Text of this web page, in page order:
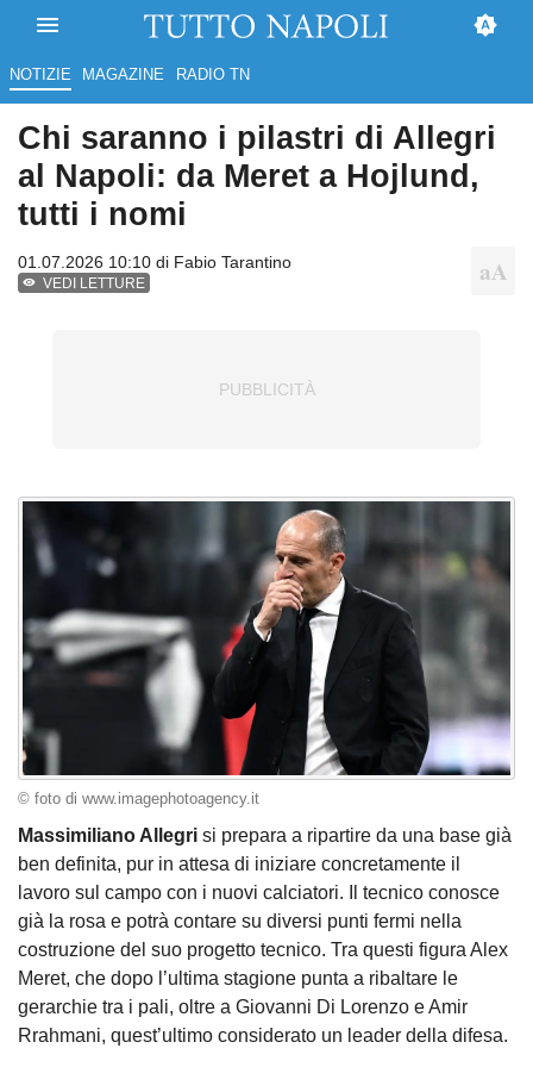
NOTIZIE MAGAZINE RADIO TN
Chi saranno i pilastri di Allegri
al Napoli: da Meret a Hojlund,
tutti i nomi
01.07.2026 10:10 di Fabio Tarantino
VEDI LETTURE
© foto di www.imagephotoagency.it
Massimiliano Allegri si prepara a ripartire da una base già
ben definita, pur in attesa di iniziare concretamente il
lavoro sul campo con i nuovi calciatori. Il tecnico conosce
già la rosa e potrà contare su diversi punti fermi nella
costruzione del suo progetto tecnico. Tra questi figura Alex
Meret, che dopo l’ultima stagione punta a ribaltare le
gerarchie tra i pali, oltre a Giovanni Di Lorenzo e Amir
Rrahmani, quest’ultimo considerato un leader della difesa.